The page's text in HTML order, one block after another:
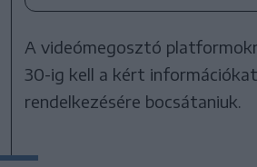
A videómegosztó
30-ig kell a kért
rendelkezésére bocsátaniuk.